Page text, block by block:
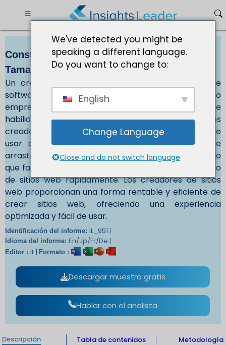
Constructores de sitios web Mercado
Tamaño USD 206,06 Mn al 2032
Un creador de sitios web es una herramienta de
software o una plataforma que permite a personas o
empresas crear y diseñar sitios web sin necesidad de
habilidades técnicas o de codificación avanzadas. Los
creadores de sitios web brindan una interfaz fácil de
usar con plantillas prediseñadas, funcionalidad de
arrastrar y soltar y opciones de personalización, lo
que facilita a los usuarios la creación y el lanzamiento
de sitios web rápidamente. Los creadores de sitios
web proporcionan una forma rentable y eficiente de
crear sitios web, ofreciendo una experiencia
optimizada y fácil de usar.
Identificación del informe: IL_951 |
Idioma del informe: En/Jp/Fr/De |
Editor : IL | Formato :
Descargar muestra gratis
Hablar con el analista
Descripción Tabla de contenidos Metodología
We've detected you might be
speaking a different language.
Do you want to change to:
English
Change Language
Close and do not switch language